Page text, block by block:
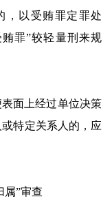
，以受贿罪定罪处
罪”较轻量刑来规
面上经过单位决策
特定关系人的，应
属”审查